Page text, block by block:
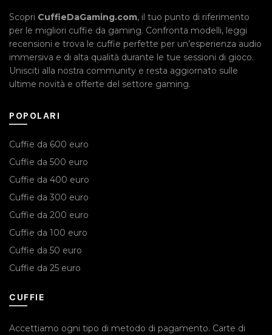
Scopri CuffieDaGaming.com, il tuo punto di riferimento
per le migliori cuffie da gaming. Confronta modelli, leggi
recensioni e trova le cuffie perfette per un’esperienza audio
immersiva e di alta qualità durante le tue sessioni di gioco.
Unisciti alla nostra community e resta aggiornato sulle
ultime novità e offerte del settore gaming.
POPOLARI
Cuffie da 600 euro
Cuffie da 500 euro
Cuffie da 400 euro
Cuffie da 300 euro
Cuffie da 200 euro
Cuffie da 100 euro
Cuffie da 50 euro
Cuffie da 25 euro
CUFFIE
Accettiamo ogni tipo di metodo di pagamento. Carte di